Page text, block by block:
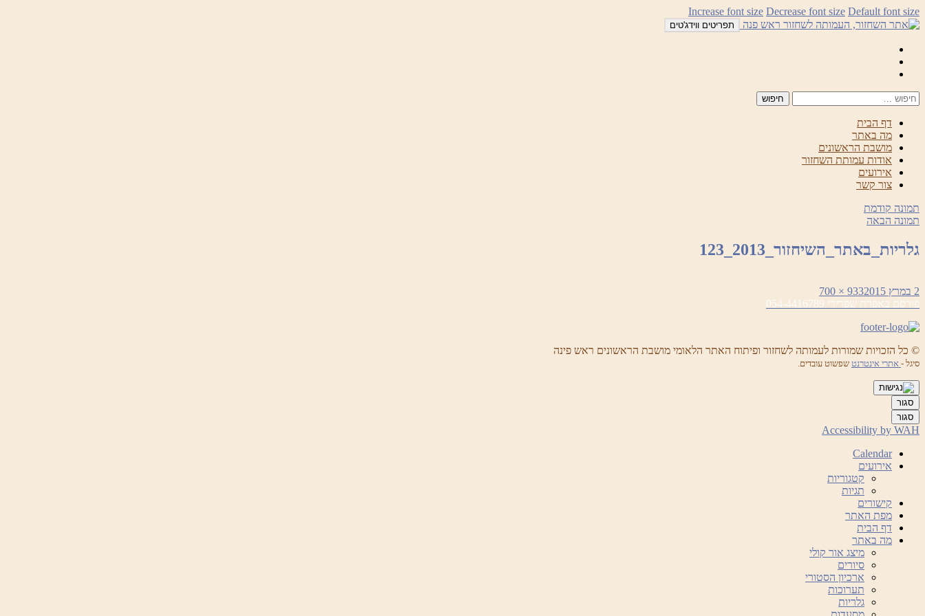
לדלג
לתוכן
Increase font size Decrease font size Default font size
תפריטים ווידג'טים
דף הבית
מה באתר
מושבת הראשונים
אודות עמותת השחזור
אירועים
צור קשר
תמונה קודמת
תמונה הבאה
גלריות_באתר_השיחזור_2013_123
פורסם
בתאריך
2 במרץ 2015
מסך
מלא
933 × 700
ניווט
פורסם באפרת שפרירי 054-4416789
© כל הזכויות שמורות לעמותה לשחזור ופיתוח האתר הלאומי מושבת הראשונים ראש פינה
סיגל - אתרי אינטרנט שפשוט עובדים.
סגור
סגור
Accessibility by WAH
Calendar
אירועים
קטגוריות
תגיות
קישורים
מפת האתר
דף הבית
מה באתר
מיצג אור קולי
סיורים
ארכיון הסטורי
תערוכות
גלריות